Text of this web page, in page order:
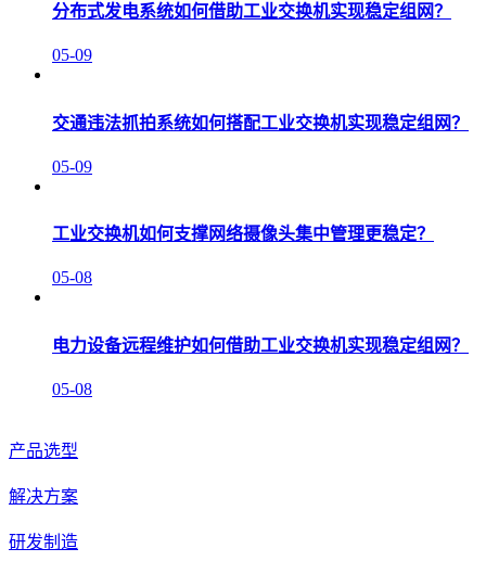
分布式发电系统如何借助工业交换机实现稳定组网？
05-09
交通违法抓拍系统如何搭配工业交换机实现稳定组网？
05-09
工业交换机如何支撑网络摄像头集中管理更稳定？
05-08
电力设备远程维护如何借助工业交换机实现稳定组网？
05-08
产品选型
解决方案
研发制造